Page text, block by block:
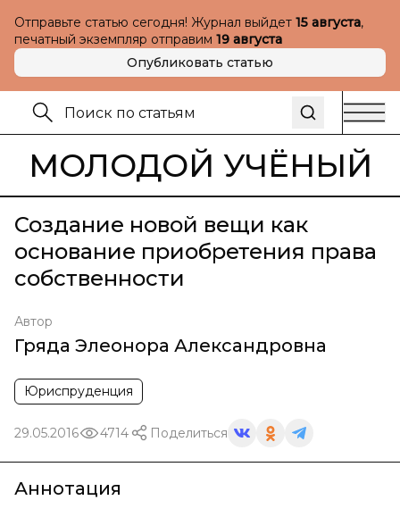
Отправьте статью сегодня! Журнал выйдет 15 августа,
печатный экземпляр отправим 19 августа
Опубликовать статью
МОЛОДОЙ УЧЁНЫЙ
Создание новой вещи как
основание приобретения права
собственности
Автор
Гряда Элеонора Александровна
Юриспруденция
29.05.2016 4714 Поделиться
Аннотация